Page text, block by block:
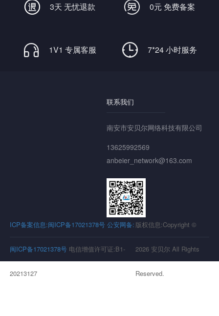
3天 无忧退款 0元 免费备案
1V1 专属客服 7*24 小时服务
联系我们
南安市安贝尔网络科技有限公司
13625992569
anbeier_network@163.com
ICP备案信息:闽ICP备17021378号 公安网备:
闽ICP备17021378号 电信增值许可证:B1-
20213127
版权信息:Copyright ©
2026 安贝尔 All Rights
Reserved.